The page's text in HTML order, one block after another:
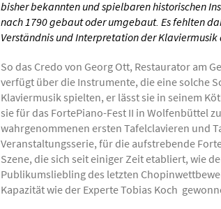
bisher bekannten und spielbaren historischen
nach 1790 gebaut oder umgebaut. Es fehlten
Verständnis und Interpretation der Klaviermusik
So das Credo von Georg Ott, Restaurator am
verfügt über die Instrumente, die eine solche
Klaviermusik spielten, er lässt sie in seinem
sie für das FortePiano-Fest II in Wolfenbüttel
wahrgenommenen ersten Tafelclavieren und
Veranstaltungsserie, für die aufstrebende
Szene, die sich seit einiger Zeit etabliert, wie
Publikumsliebling des letzten
Kapazität wie der Experte Tobias Koch